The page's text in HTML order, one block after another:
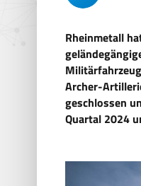
Rheinmetall
Archer-
geschlossen
Quartal 2024